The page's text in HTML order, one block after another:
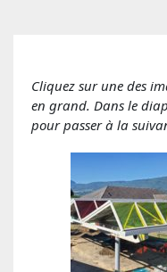
Cliquez sur une des
en grand. Dans le
pour passer à la